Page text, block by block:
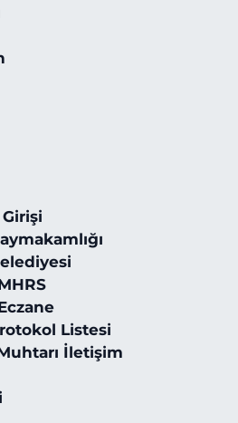
Listesi
İletişim